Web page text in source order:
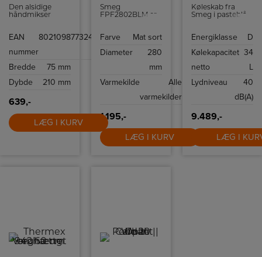
Den alsidige
håndmikser
komfort og
som gør det
at bage.
EAN
nummer
8021098773241
Bredde
75 mm
Dybde
210 mm
639,-
LÆG I KURV
Smeg
FPF2802BLM er
sort 50’s‑design
keramisk
varmefordeling,
inkl. induktion,
rustfrit stålgreb.
Farve
Mat sort
Diameter
280
mm
Varmekilde
Alle
varmekilder
1.195,-
LÆG I KURV
Køleskab fra
Smeg i pasteblå
dørhylder og LED
Energiklasse
D
Kølekapacitet
netto
34
L
Lydniveau
40
dB(A)
9.489,-
LÆG I